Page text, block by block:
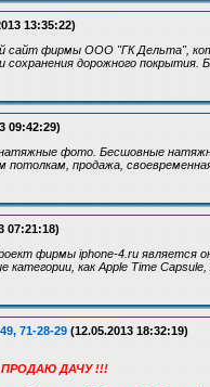
13:35:22)
сайт фирмы ООО "ГК Дельта",
сохранения дорожного покрытия.
09:42:29)
фото. Бесшовные
потолкам, продажа,
07:21:18)
фирмы iphone-4.ru является
категории, как Apple Time Capsule,
71-28-29 (12.05.2013 18:32:19)
ДАЧУ !!!